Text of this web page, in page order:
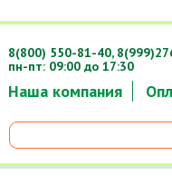
Наша компания
8(800) 550-81-40,
пн-пт: 09:00 до 17:30